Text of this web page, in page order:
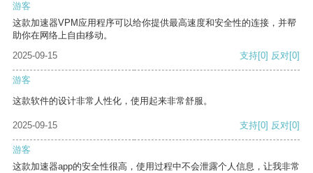
游客
这款加速器VPM应用程序可以给你提供最高速度和安全性的连接，并帮
助你在网络上自由移动。
2025-09-15
支持[0] 反对[0]
游客
这款软件的设计非常人性化，使用起来非常舒服。
2025-09-15 支持[0] 反对[0]
游客
这款加速器app的安全性很高，使用过程中不会泄露个人信息，让我非常